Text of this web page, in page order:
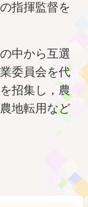
指揮監督を
中から互選
委員会を代
招集し，農
地転用など